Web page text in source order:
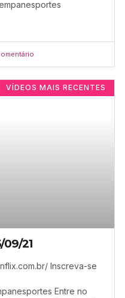
VÍDEOS MAIS RECENTES
09/21
Inscreva-se
Entre no